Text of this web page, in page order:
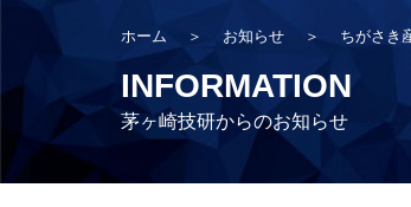
ホーム ＞ お知らせ ＞ ちがさき
INFORMATION
茅ヶ崎技研からのお知らせ